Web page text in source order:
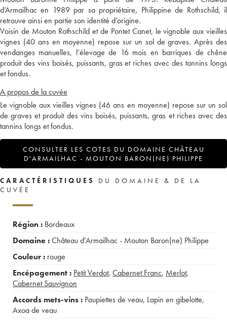
d’Armailhac en 1989 par sa propriétaire, Philippine de Rothschild, il
retrouve ainsi en partie son identité d’origine.
Voisin de Mouton Rothschild et de Pontet Canet, le vignoble aux vieilles
vignes (40 ans en moyenne) repose sur un sol de graves. Après des
vendanges manuelles, l’élevage de 16 mois en barriques de chêne
produit des vins boisés, puissants, gras et riches avec des tannins longs
et fondus.
A propos de la cuvée
Le vignoble aux vieilles vignes (46 ans en moyenne) repose sur un sol
de graves et produit des vins boisés, puissants, gras et riches avec des
tannins longs et fondus.
CONSULTER LES COTES DU DOMAINE CHÂTEAU
D'ARMAILHAC - MOUTON BARON(NE) PHILIPPE
CARACTÉRISTIQUES
DU DOMAINE & DE LA
CUVÉE
Région : Bordeaux
Domaine :Château d'Armailhac - Mouton Baron(ne) Philippe
Couleur : rouge
Encépagement : Petit Verdot, Cabernet Franc, Merlot,
Cabernet Sauvignon
Accords mets-vins : Paupiettes de veau, Lapin en gibelotte,
Axoa de veau